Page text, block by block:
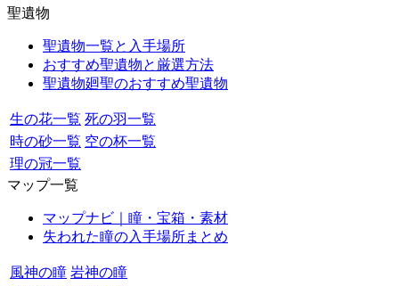
聖遺物
聖遺物一覧と入手場所
おすすめ聖遺物と厳選方法
聖遺物廻聖のおすすめ聖遺物
生の花一覧 死の羽一覧
時の砂一覧 空の杯一覧
理の冠一覧
マップ一覧
マップナビ｜瞳・宝箱・素材
失われた瞳の入手場所まとめ
風神の瞳 岩神の瞳